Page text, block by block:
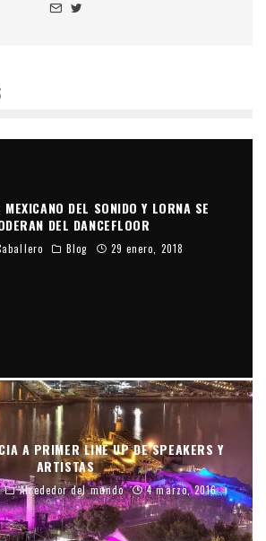
DEL SONIDO Y LORNA SE
DEL DANCEFLOOR
Blog 29 enero, 2018
A PRIMER LINE UP DE SPEAKERS Y
ARTISTAS
Alrededor del mundo 4 marzo, 2016